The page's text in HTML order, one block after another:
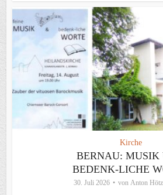
Kirche
BERNAU: MUSIK
BEDENK-LICHE
30. Juli 2026 von Anton